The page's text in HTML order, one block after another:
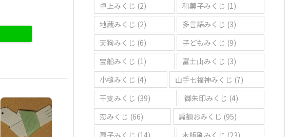
卓上みくじ (2) 和菓子みくじ (1)
地蔵みくじ (2) 多言語みくじ (3)
天狗みくじ (6) 子どもみくじ (9)
宝船みくじ (1) 富士山みくじ (3)
小槌みくじ (4) 山手七福神みくじ (7)
干支みくじ (39) 御朱印みくじ (4)
恋みくじ (66) 扁額おみくじ (95)